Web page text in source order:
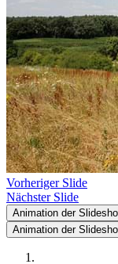
Vorheriger Slide
Nächster Slide
Animation der
Animation der